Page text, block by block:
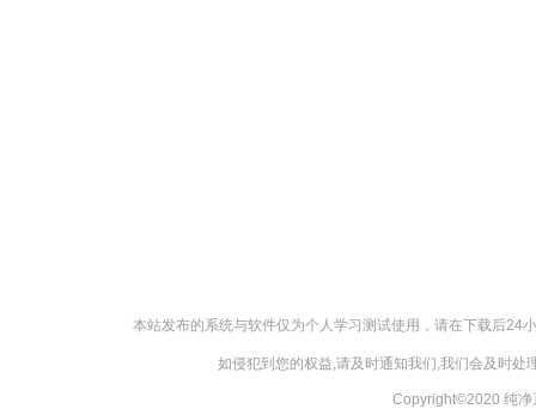
本站发布的系统与软件仅为个人学习测试使用，请在下载后24
如侵犯到您的权益,请及时通知我们,我们会及时
Copyright©2020 纯净